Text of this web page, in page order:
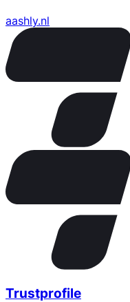
aashly.nl
Trustprofile